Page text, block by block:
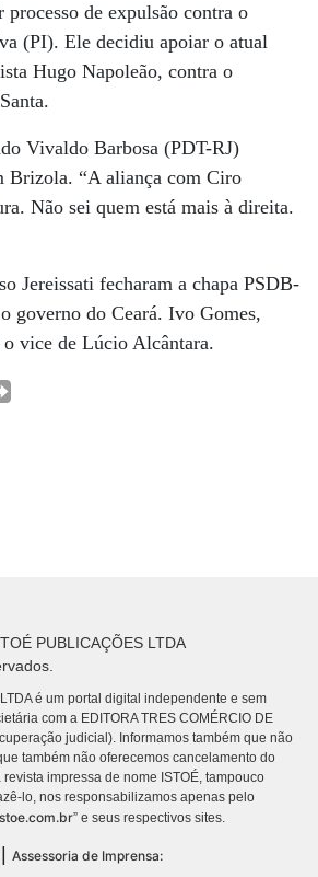
de expulsão contra o
(PI). Ele decidiu apoiar o atual
Hugo Napoleão, contra o
Vivaldo Barbosa (PDT-RJ)
Brizola. “A aliança com Ciro
Não sei quem está mais à direita.
Jereissati fecharam a chapa PSDB-
governo do Ceará. Ivo Gomes,
vice de Lúcio Alcântara.
PUBLICAÇÕES LTDA
é um portal digital independente e sem
com a EDITORA TRES COMÉRCIO DE
judicial). Informamos também que não
também não oferecemos cancelamento do
impressa de nome ISTOÉ, tampouco
lo, nos responsabilizamos apenas pelo
” e seus respectivos sites.
Assessoria de Imprensa: